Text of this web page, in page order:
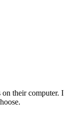
on their computer. I